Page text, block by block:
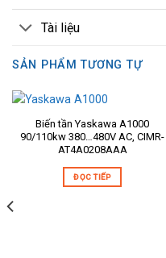
Tài liệu
SẢN PHẨM TƯƠNG TỰ
Biến tần Yaskawa A1000
90/110kw 380…480V AC, CIMR-
AT4A0208AAA
ĐỌC TIẾP